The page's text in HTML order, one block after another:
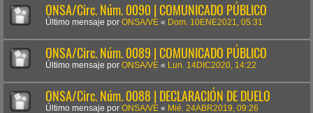
ONSA/Circ. Núm. 0090 | COMUNICADO PÚBLICO
Último mensaje por ONSA/VE « Dom. 10ENE2021, 05:31
ONSA/Circ. Núm. 0089 | COMUNICADO PÚBLICO
Último mensaje por ONSA/VE « Lun. 14DIC2020, 14:22
ONSA/Circ. Núm. 0088 | DECLARACIÓN DE DUELO
Último mensaje por ONSA/VE « Mié. 24ABR2019, 09:26